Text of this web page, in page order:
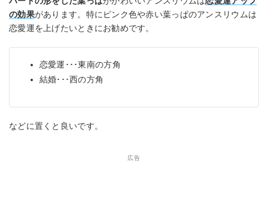
の効果があります。特にピンク色や赤い葉っぱのアンスリウムは
恋愛運を上げたいときにお勧めです。
恋愛運･･･東南の方角
結婚･･･西の方角
などに置くと良いです。
広告